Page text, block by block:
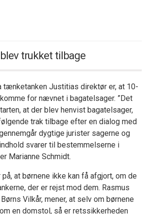
trukket tilbage
tænketanken Justitias direktør er, at 10-
for nævnet i bagatelsager. ”Det
at der blev henvist bagatelsager,
trak tilbage efter en dialog med
dygtige jurister sagerne og
svarer til bestemmelserne i
Marianne Schmidt.
på, at børnene ikke kan få afgjort, om de
der er rejst mod dem. Rasmus
Vilkår, mener, at selv om børnene
en domstol, så er retssikkerheden